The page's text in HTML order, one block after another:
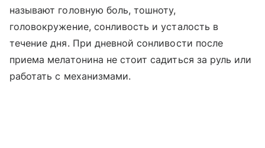
называют головную боль, тошноту,
головокружение, сонливость и усталость в
течение дня. При дневной сонливости после
приема мелатонина не стоит садиться за руль или
работать с механизмами.